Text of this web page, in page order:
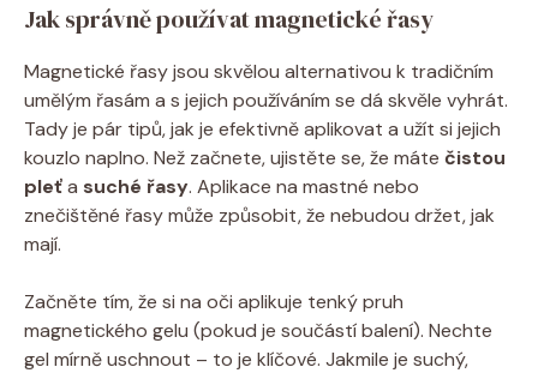
Jak správně používat magnetické řasy
Magnetické řasy jsou skvělou alternativou k tradičním
umělým řasám a s jejich používáním se dá skvěle vyhrát.
Tady je pár tipů, jak je efektivně aplikovat a užít si jejich
kouzlo naplno. Než začnete, ujistěte se, že máte čistou
pleťa suché řasy. Aplikace na mastné nebo
znečištěné řasy může způsobit, že nebudou držet, jak
mají.
Začněte tím, že si na oči aplikuje tenký pruh
magnetického gelu (pokud je součástí balení). Nechte
gel mírně uschnout – to je klíčové. Jakmile je suchý,